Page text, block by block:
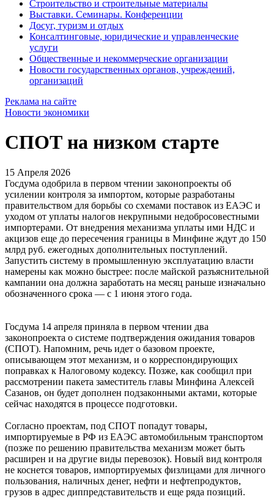
Строительство и строительные материалы
Выставки. Семинары. Конференции
Досуг, туризм и отдых
Консалтинговые, юридические и управленческие
услуги
Общественные и некоммерческие организации
Новости государственных органов, учреждений,
организаций
Реклама на сайте
Новости экономики
СПОТ на низком старте
15 Апреля 2026
Госдума одобрила в первом чтении законопроекты об
усилении контроля за импортом, которые разработаны
правительством для борьбы со схемами поставок из ЕАЭС и
уходом от уплаты налогов некрупными недобросовестными
импортерами. От внедрения механизма уплаты ими НДС и
акцизов еще до пересечения границы в Минфине ждут до 150
млрд руб. ежегодных дополнительных поступлений.
Запустить систему в промышленную эксплуатацию власти
намерены как можно быстрее: после майской разъяснительной
кампании она должна заработать на месяц раньше изначально
обозначенного срока — с 1 июня этого года.
Госдума 14 апреля приняла в первом чтении два
законопроекта о системе подтверждения ожидания товаров
(СПОТ). Напомним, речь идет о базовом проекте,
описывающем этот механизм, и о корреспондирующих
поправках к Налоговому кодексу. Позже, как сообщил при
рассмотрении пакета заместитель главы Минфина Алексей
Сазанов, он будет дополнен подзаконными актами, которые
сейчас находятся в процессе подготовки.
Согласно проектам, под СПОТ попадут товары,
импортируемые в РФ из ЕАЭС автомобильным транспортом
(позже по решению правительства механизм может быть
расширен и на другие виды перевозок). Новый вид контроля
не коснется товаров, импортируемых физлицами для личного
пользования, наличных денег, нефти и нефтепродуктов,
грузов в адрес диппредставительств и еще ряда позиций.